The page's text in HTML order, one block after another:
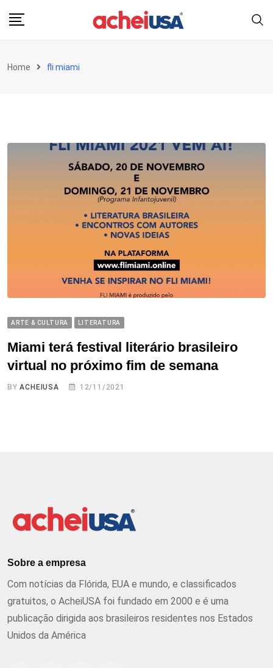
Home fli miami
ARTE & CULTURA LITERATURA
Miami terá festival literário brasileiro
virtual no próximo fim de semana
BYACHEIUSA 12/11/2021
Sobre a empresa
Com notícias da Flórida, EUA e mundo, e classificados
gratuitos, o AcheiUSA foi fundado em 2000 e é uma
publicação dirigida aos brasileiros residentes nos Estados
Unidos da América